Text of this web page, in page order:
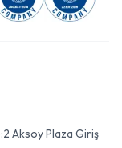
Aksoy Plaza Giriş